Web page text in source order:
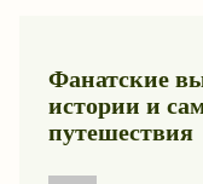
Фанатские
истории и
путешествия